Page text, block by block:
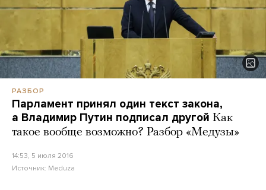
РАЗБОР
Парламент принял один текст закона,
а Владимир Путин подписал другой Как
такое вообще возможно? Разбор «Медузы»
14:53, 5 июля 2016
Источник: Meduza